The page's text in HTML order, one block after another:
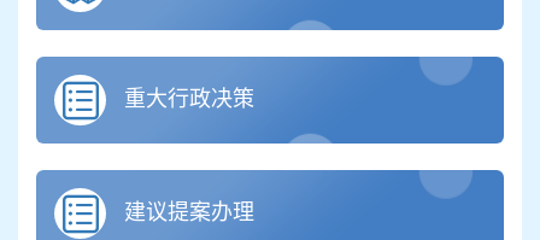
重大行政决策
建议提案办理